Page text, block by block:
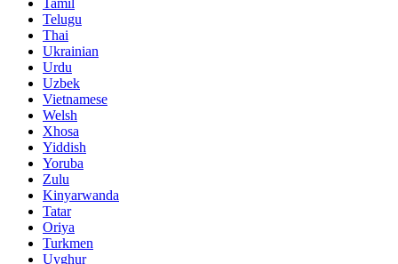
Telugu
Thai
Ukrainian
Urdu
Uzbek
Vietnamese
Welsh
Xhosa
Yiddish
Yoruba
Zulu
Kinyarwanda
Tatar
Oriya
Turkmen
Uyghur